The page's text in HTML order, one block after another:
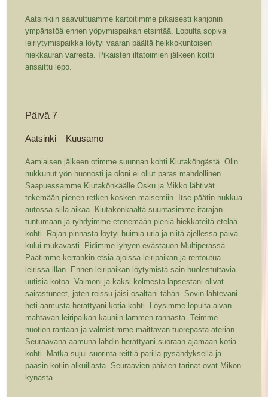
Aatsinkiin saavuttuamme kartoitimme pikaisesti kanjonin
ympäristöä ennen yöpymispaikan etsintää. Lopulta sopiva
leiriytymispaikka löytyi vaaran päältä heikkokuntoisen
hiekkauran varresta. Pikaisten iltatoimien jälkeen koitti
ansaittu lepo.
Päivä 7
Aatsinki – Kuusamo
Aamiaisen jälkeen otimme suunnan kohti Kiutaköngästä. Olin
nukkunut yön huonosti ja oloni ei ollut paras mahdollinen.
Saapuessamme Kiutakönkäälle Osku ja Mikko lähtivät
tekemään pienen retken kosken maisemiin. Itse päätin nukkua
autossa sillä aikaa. Kiutakönkäältä suuntasimme itärajan
tuntumaan ja ryhdyimme etenemään pieniä hiekkateitä etelää
kohti. Rajan pinnasta löytyi huimia uria ja niitä ajellessa päivä
kului mukavasti. Pidimme lyhyen evästauon Multiperässä.
Päätimme kerrankin etsiä ajoissa leiripaikan ja rentoutua
leirissä illan. Ennen leiripaikan löytymistä sain huolestuttavia
uutisia kotoa. Vaimoni ja kaksi kolmesta lapsestani olivat
sairastuneet, joten reissu jäisi osaltani tähän. Sovin lähteväni
heti aamusta herättyäni kotia kohti. Löysimme lopulta aivan
mahtavan leiripaikan kauniin lammen rannasta. Teimme
nuotion rantaan ja valmistimme maittavan tuorepasta-aterian.
Seuraavana aamuna lähdin herättyäni suoraan ajamaan kotia
kohti. Matka sujui suorinta reittiä parilla pysähdyksellä ja
pääsin kotiin alkuillasta. Seuraavien päivien tarinat ovat Mikon
kynästä.